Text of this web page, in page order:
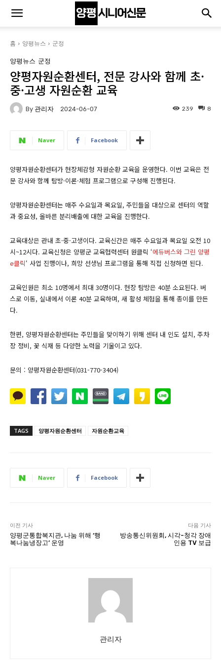
홈 양평뉴스 군정
양평뉴스 군정
양평자원순환센터, 전문 강사와 함께 초·
중·고생 자원순환 교육
By 관리자 2024-06-07 8
239
Naver Facebook
양평자원순환센터가 현장체감형 자원순환 교육을 운영한다. 이번 교육은 전
문 강사와 함께 탐방·이론·체험 프로그램으로 구성해 진행된다.
양평자원순환센터는 매주 수요일과 목요일, 주민들을 대상으로 센터의 역할
과 중요성, 올바른 분리배출에 대한 교육을 진행한다.
교육대상은 관내 초·중·고생이다. 교육신간은 매주 수요일과 목요일 오전 10
시~12시다. 교육신청은 양평군 교육협력센터 원클릭 ‘에듀버스와 그린 양평
e클릭‘ 사업 진행이나, 희망 선생님 프로그램을 통해 직접 신청하면 된다.
교육인원은 최소 10명에서 최대 30명이다. 현장 탐방은 40분 소요된다. 버
스로 이동, 실내에서 이론 40분 교육하며, 새 활성 체험을 통해 종이를 만든
다.
한편, 양평자원순환센터는 주민들을 맞이하기 위해 센터 내 인도 설치, 주차
장 정비, 꽃 식재 등 다양한 노력을 기울이고 있다.
문의 : 양평자원순환센터(031-770-3404)
TAGS 양평자원순환센터 자원순환교육
Naver Facebook
이전 기사
양평군통합복지관, 나눔 위해 ‘행
복나눔냉장고’ 운영
다음 기사
방송통신위원회, 시각-청각 장애
인용 TV 보급
관리자